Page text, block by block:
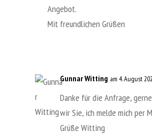
Angebot.
Mit freundlichen Grüßen
Gunnar Witting am 4. August
Danke für die Anfrage,
wir Sie, ich melde mich per
Grüße Witting